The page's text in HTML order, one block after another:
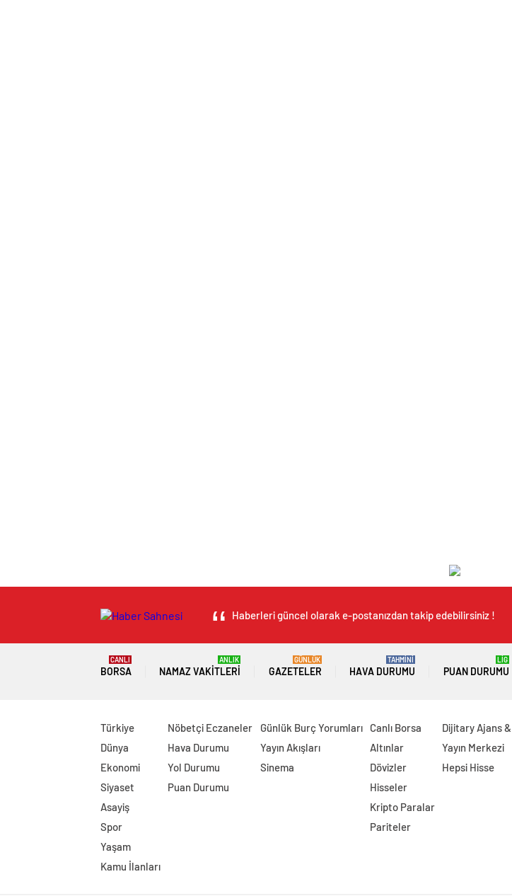
Haberleri güncel olarak e-postanızdan takip edebilirsiniz !
BORSA
CANLI
NAMAZ VAKITLERI
ANLIK
GAZETELER
GÜNLÜK
HAVA DURUMU
TAHMİNİ
PUAN DURUMU
LİG
Türkiye
Dünya
Ekonomi
Siyaset
Asayiş
Spor
Yaşam
Kamu İlanları
Nöbetçi Eczaneler
Hava Durumu
Yol Durumu
Puan Durumu
Günlük Burç Yorumları
Yayın Akışları
Sinema
Canlı Borsa
Altınlar
Dövizler
Hisseler
Kripto Paralar
Pariteler
Dijitary Ajans
Yayın Merkezi
Hepsi Hisse